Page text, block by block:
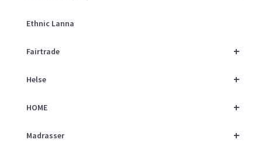
Ethnic Lanna
+
Fairtrade
+
Helse
+
HOME
+
Madrasser